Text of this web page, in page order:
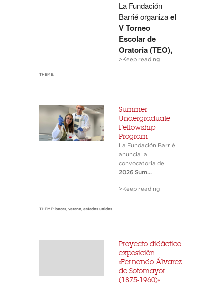
La Fundación
Barrié organizael
V Torneo
Escolar de
Oratoria (TEO),
>Keep reading
THEME:
Summer
Undergraduate
Fellowship
Program
La Fundación Barrié
anuncia la
convocatoria del
2026 Sum...
>Keep reading
THEME: becas,verano,estados unidos
Proyecto didáctico
exposición
«Fernando Álvarez
de Sotomayor
(1875-1960)»